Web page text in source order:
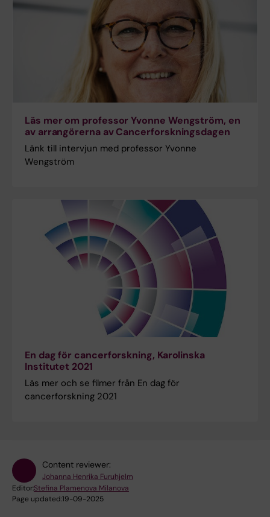
Läs mer om professor Yvonne Wengström, en
av arrangörerna av Cancerforskningsdagen
Länk till intervjun med professor Yvonne
Wengström
En dag för cancerforskning, Karolinska
Institutet 2021
Läs mer och se filmer från En dag för
cancerforskning 2021
Content reviewer:
Johanna Henrika Furuhjelm
Editor:Stefina Plamenova Milanova
Page updated:19-09-2025